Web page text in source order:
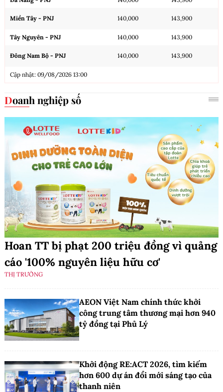
Miền Tây - PNJ 140,000 143,900
Tây Nguyên - PNJ 140,000 143,900
Đông Nam Bộ - PNJ 140,000 143,900
Cập nhật: 09/08/2026 13:00
Doanh nghiệp số
Hoan TT bị phạt 200 triệu đồng vì quảng
cáo '100% nguyên liệu hữu cơ'
THỊ TRƯỜNG
AEON Việt Nam chính thức khởi
công trung tâm thương mại hơn 940
tỷ đồng tại Phủ Lý
Khởi động RE:ACT 2026, tìm kiếm
hơn 600 dự án đổi mới sáng tạo của
thanh niên